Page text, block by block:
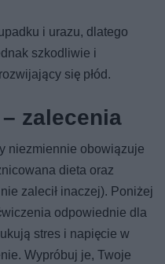
i urazu, dlatego
szkodliwie i
się płód.
zalecenia
niezmiennie obowiązuje
dieta oraz
zalecił inaczej). Poniżej
odpowiednie dla
stres i napięcie w
Wypróbuj je, Twoje